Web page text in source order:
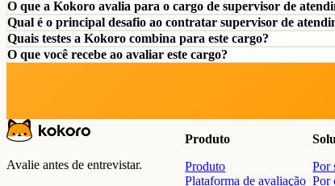
O que a Kokoro avalia para o cargo de supervisor de
Qual é o principal desafio ao contratar supervisor de
Quais testes a Kokoro combina para este cargo?
O que você recebe ao avaliar este cargo?
Avalie antes de entrevistar.
Produto
Produto
Plataforma de avaliação
Por
Por